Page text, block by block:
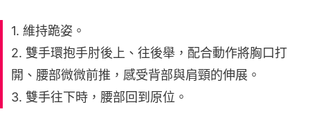
1. 維持跪姿。
2. 雙手環抱手肘後上、往後舉，配合動作將胸口打
開、腰部微微前推，感受背部與肩頸的伸展。
3. 雙手往下時，腰部回到原位。